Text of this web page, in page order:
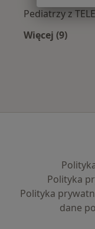
Pediatrzy z
Więcej (9)
Polityka
Polityka
dane